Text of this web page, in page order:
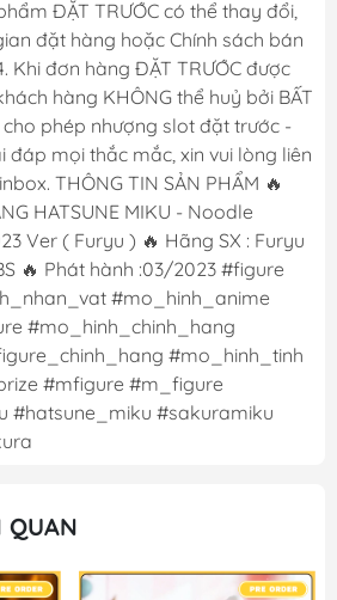
ĐẶT TRƯỚC có thể thay đổi,
đặt hàng hoặc Chính sách bán
Khi đơn hàng ĐẶT TRƯỚC được
hàng KHÔNG thể huỷ bởi BẤT
cho phép nhượng slot đặt trước -
đáp mọi thắc mắc, xin vui lòng liên
THÔNG TIN SẢN PHẨM 🔥
HATSUNE MIKU - Noodle
Ver ( Furyu ) 🔥 Hãng SX : Furyu
🔥 Phát hành :03/2023 #figure
#mo_hinh_anime
#mo_hinh_chinh_hang
#mo_hinh_tinh
#mfigure #m_figure
#hatsune_miku #sakuramiku
QUAN